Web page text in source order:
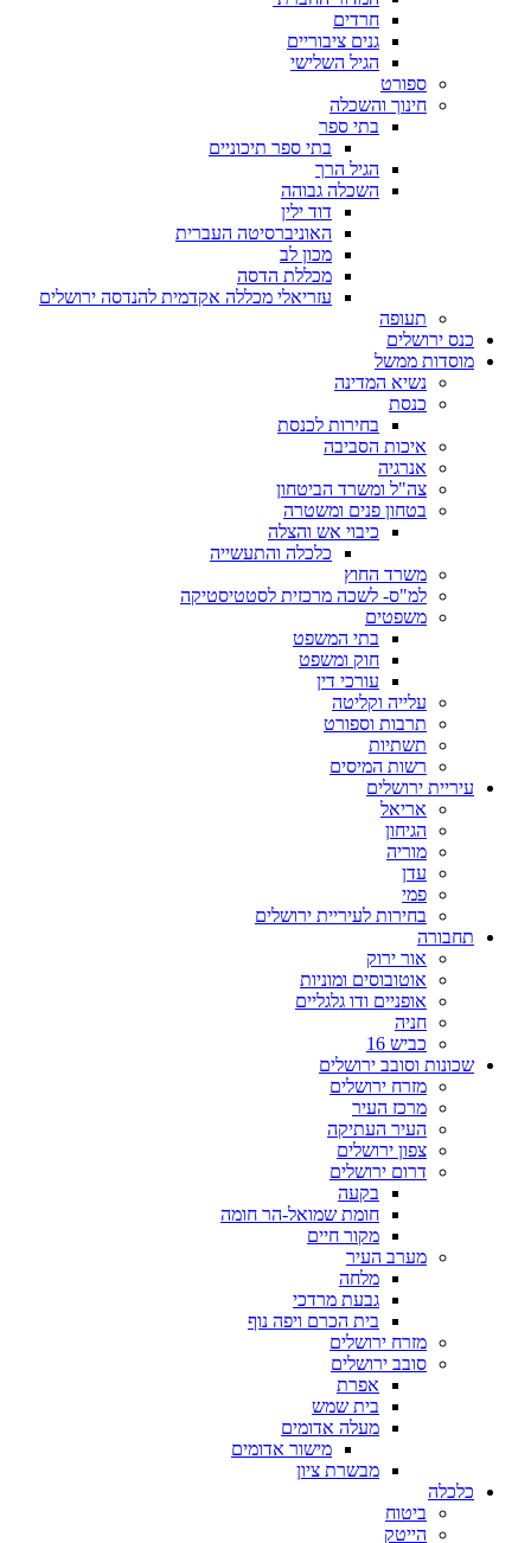
חרדים
גנים ציבוריים
הגיל השלישי
ספורט
חינוך והשכלה
בתי ספר
בתי ספר תיכוניים
הגיל הרך
השכלה גבוהה
דוד ילין
האוניברסיטה העברית
מכון לב
מכללת הדסה
עזריאלי מכללה אקדמית להנדסה ירושלים
תעופה
כנס ירושלים
מוסדות ממשל
נשיא המדינה
כנסת
בחירות לכנסת
איכות הסביבה
אנרגיה
צה"ל ומשרד הביטחון
בטחון פנים ומשטרה
כיבוי אש והצלה
כלכלה והתעשייה
משרד החוץ
למ"ס- לשכה מרכזית לסטטיסטיקה
משפטים
בתי המשפט
חוק ומשפט
עורכי דין
עלייה וקליטה
תרבות וספורט
תשתיות
רשות המיסים
עיריית ירושלים
אריאל
הגיחון
מוריה
עדן
פמי
בחירות לעיריית ירושלים
תחבורה
אור ירוק
אוטובוסים ומוניות
אופניים ודו גלגליים
חניה
כביש 16
שכונות וסובב ירושלים
מזרח ירושלים
מרכז העיר
העיר העתיקה
צפון ירושלים
דרום ירושלים
בקעה
חומת שמואל-הר חומה
מקור חיים
מערב העיר
מלחה
גבעת מרדכי
בית הכרם ויפה נוף
מזרח ירושלים
סובב ירושלים
אפרת
בית שמש
מעלה אדומים
מישור אדומים
מבשרת ציון
כלכלה
ביטוח
הייטק